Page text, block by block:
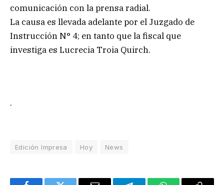
comunicación con la prensa radial.
La causa es llevada adelante por el Juzgado de
Instrucción N° 4; en tanto que la fiscal que
investiga es Lucrecia Troia Quirch.
.
Edición Impresa Hoy News